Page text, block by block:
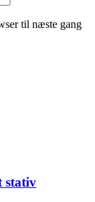
til næste gang
stativ